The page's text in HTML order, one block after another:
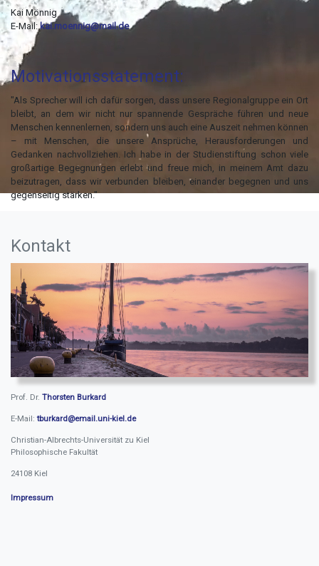
deutschen Volkes -
Sektion Kiel
Kai Mönnig
E-Mail:kai.moennig@mail.de
Motivationsstatement:
"Als Sprecher will ich dafür sorgen, dass unsere Regionalgruppe ein Ort
bleibt, an dem wir nicht nur spannende Gespräche führen und neue
Menschen kennenlernen, sondern uns auch eine Auszeit nehmen können
– mit Menschen, die unsere Ansprüche, Herausforderungen und
Gedanken nachvollziehen. Ich habe in der Studienstiftung schon viele
großartige Begegnungen erlebt und freue mich, in meinem Amt dazu
beizutragen, dass wir verbunden bleiben, einander begegnen und uns
gegenseitig stärken."
Kontakt
Prof. Dr. Thorsten Burkard
E-Mail:tburkard@email.uni-kiel.de
Christian-Albrechts-Universität zu Kiel
Philosophische Fakultät
24108 Kiel
Impressum